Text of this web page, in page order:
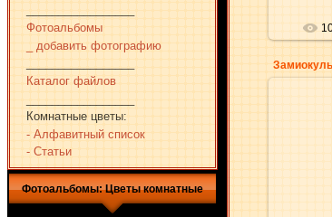
Фотоальбомы
_ добавить фотографию
Каталог файлов
Комнатные цветы:
- Алфавитный список
- Статьи
Фотоальбомы: Цветы комнатные